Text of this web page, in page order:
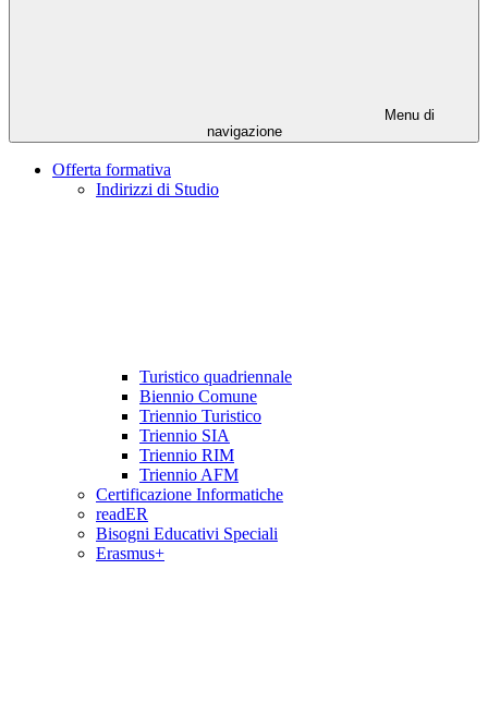
Menu di
navigazione
Offerta formativa
Indirizzi di Studio
Turistico quadriennale
Biennio Comune
Triennio Turistico
Triennio SIA
Triennio RIM
Triennio AFM
Certificazione Informatiche
readER
Bisogni Educativi Speciali
Erasmus+